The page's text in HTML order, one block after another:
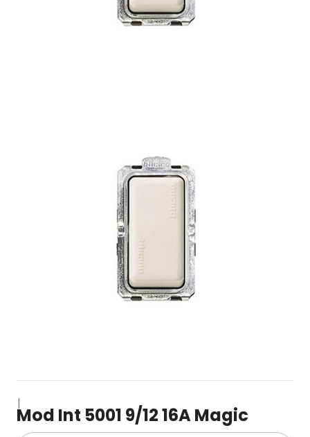
|
Mod Int 5001 9/12 16A Magic